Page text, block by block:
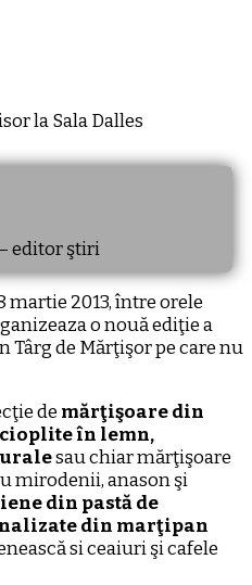
editor ştiri
martie 2013, între orele
o nouă ediţie a
Târg de Mărţişor pe care nu
de mărţişoare din
în lemn,
sau chiar mărţişoare
mirodenii, anason şi
din pastă de
din marţipan
si ceaiuri şi cafele